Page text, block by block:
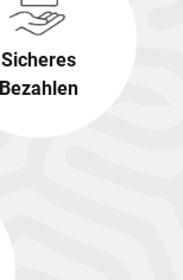
Sicheres
Bezahlen